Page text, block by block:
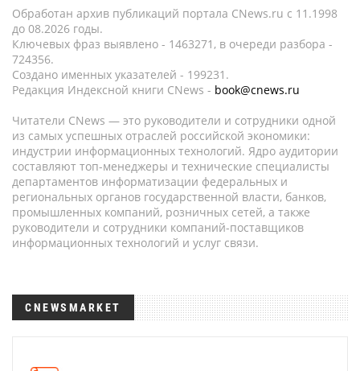
Обработан архив публикаций портала CNews.ru c 11.1998
до 08.2026 годы.
Ключевых фраз выявлено - 1463271, в очереди разбора -
724356.
Создано именных указателей - 199231.
Редакция Индексной книги CNews - book@cnews.ru
Читатели CNews — это руководители и сотрудники одной
из самых успешных отраслей российской экономики:
индустрии информационных технологий. Ядро аудитории
составляют топ-менеджеры и технические специалисты
департаментов информатизации федеральных и
региональных органов государственной власти, банков,
промышленных компаний, розничных сетей, а также
руководители и сотрудники компаний-поставщиков
информационных технологий и услуг связи.
CNEWSMARKET